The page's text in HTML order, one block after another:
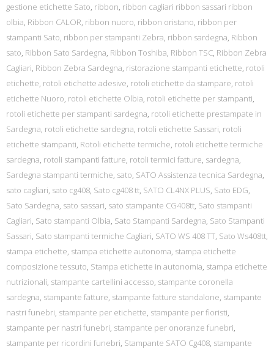
gestione etichette Sato, ribbon, ribbon cagliari ribbon sassari ribbon
olbia, Ribbon CALOR, ribbon nuoro, ribbon oristano, ribbon per
stampanti Sato, ribbon per stampanti Zebra, ribbon sardegna, Ribbon
sato, Ribbon Sato Sardegna, Ribbon Toshiba, Ribbon TSC, Ribbon Zebra
Cagliari, Ribbon Zebra Sardegna, ristorazione stampanti etichette, rotoli
etichette, rotoli etichette adesive, rotoli etichette da stampare, rotoli
etichette Nuoro, rotoli etichette Olbia, rotoli etichette per stampanti,
rotoli etichette per stampanti sardegna, rotoli etichette prestampate in
Sardegna, rotoli etichette sardegna, rotoli etichette Sassari, rotoli
etichette stampanti, Rotoli etichette termiche, rotoli etichette termiche
sardegna, rotoli stampanti fatture, rotoli termici fatture, sardegna,
Sardegna stampanti termiche, sato, SATO Assistenza tecnica Sardegna,
sato cagliari, sato cg408, Sato cg408 tt, SATO CL4NX PLUS, Sato EDG,
Sato Sardegna, sato sassari, sato stampante CG408tt, Sato stampanti
Cagliari, Sato stampanti Olbia, Sato Stampanti Sardegna, Sato Stampanti
Sassari, Sato stampanti termiche Cagliari, SATO WS 408 TT, Sato Ws408tt,
stampa etichette, stampa etichette autonoma, stampa etichette
composizione tessuto, Stampa etichette in autonomia, stampa etichette
nutrizionali, stampante cartellini accesso, stampante coronella
sardegna, stampante fatture, stampante fatture standalone, stampante
nastri funebri, stampante per etichette, stampante per fioristi,
stampante per nastri funebri, stampante per onoranze funebri,
stampante per ricordini funebri, Stampante SATO Cg408, stampante